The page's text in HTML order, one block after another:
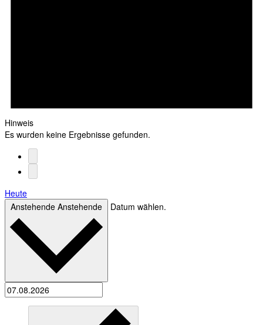
Hinweis
Es wurden keine Ergebnisse gefunden.
Heute
Anstehende Anstehende Datum wählen.